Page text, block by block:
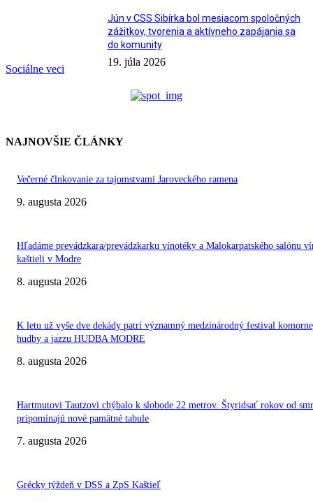
Sociálne veci
Jún v CSS Sibírka bol mesiacom spoločných
zážitkov, tvorenia a aktívneho zapájania sa
do komunity
19. júla 2026
NAJNOVŠIE ČLÁNKY
Večerné člnkovanie za tajomstvami Jaroveckého ramena
9. augusta 2026
Hľadáme prevádzkara/prevádzkarku vínotéky a Malokarpatského salónu
kaštieli v Modre
8. augusta 2026
K letu už vyše dve dekády patrí významný medzinárodný festival
hudby a jazzu HUDBA MODRE
8. augusta 2026
Hartmutovi Tautzovi chýbalo k slobode 22 metrov. Štyridsať rokov od
pripomínajú nové pamätné tabule
7. augusta 2026
Grécky týždeň v DSS a ZpS Kaštieľ